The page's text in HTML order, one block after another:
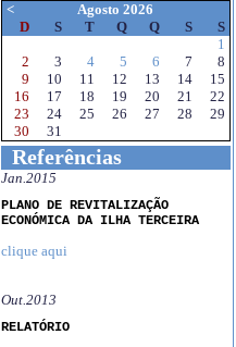
<
Agosto 2026
D
S T Q Q S
S
1
2
3 4 5 6 7
8
9
10 11 12 13 14
15
16
17 18 19 20 21
22
23
24 25 26 27 28
29
30
31
Referências
Jan.2015
PLANO DE REVITALIZAÇÃO
ECONÓMICA DA ILHA TERCEIRA
clique aqui
Out.2013
RELATÓRIO